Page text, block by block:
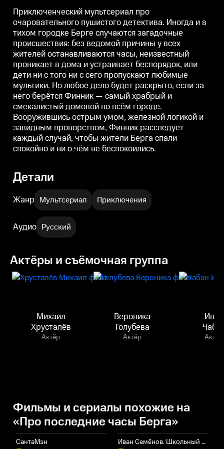
пропускают любимые мультики.
Но любое дело будет раскрыто,
если за него берётся Финник —
самый храбрый и смекалистый
домовой во всём городе.
Вооружившись острым умом,
железной логикой и завидным
проворством, Финник
расследует каждый случай,
чтобы жители Берга спали
спокойно и ни о чём не
беспокоились.
пропускают любимые мультики.
Но любое дело будет раскрыто,
если за него берётся Финник —
самый храбрый и смекалистый
домовой во всём городе.
Вооружившись острым умом,
железной логикой и завидным
проворством, Финник
расследует каждый случай,
чтобы жители Берга спали
спокойно и ни о чём не
беспокоились.
Приключенческий мультсериал про
очаровательного пушистого детектива. Иногда и в
тихом городке Берге случаются загадочные
происшествия: без ведомой причины у всех
жителей останавливаются часы, неизвестный
проникает в дома и устраивает беспорядок, или
дети ни с того ни с сего пропускают любимые
мультики. Но любое дело будет раскрыто, если за
него берётся Финник — самый храбрый и
смекалистый домовой во всём городе.
Вооружившись острым умом, железной логикой и
завидным проворством, Финник расследует
каждый случай, чтобы жители Берга спали
спокойно и ни о чём не беспокоились.
Детали
Жанр Мультсериал Приключения
Аудио Русский
Актёры и съёмочная группа
Михаил
Хрусталёв
Актёр
Вероника
Голубева
Актёр
Иван
Актёр
Фильмы и сериалы похожие на
«Про последние часы Берга»
СантаМэн Иван Семёнов. Школьный переполох